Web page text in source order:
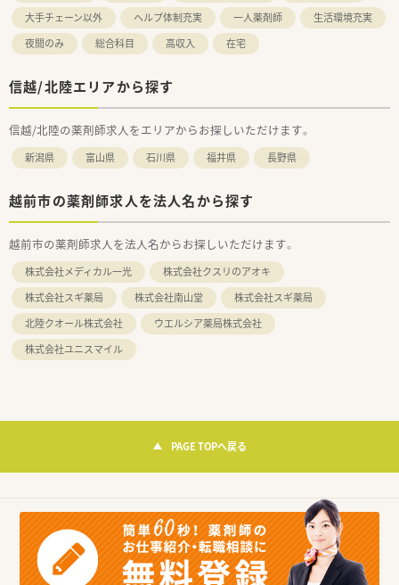
大手チェーン以外
ヘルプ体制充実 一人薬剤師
生活環境充実
夜間のみ
総合科目 高収入 在宅
信越/北陸エリアから探す
信越/北陸の薬剤師求人をエリアからお探しいただけます。
新潟県 富山県 石川県 福井県 長野県
越前市の薬剤師求人を法人名から探す
越前市の薬剤師求人を法人名からお探しいただけます。
株式会社メディカル一光
株式会社クスリのアオキ
株式会社スギ薬局
株式会社南山堂
株式会社スギ薬局
北陸クオール株式会社
ウエルシア薬局株式会社
株式会社ユニスマイル
PAGE TOPへ戻る